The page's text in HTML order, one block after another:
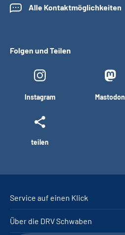
Alle Kontaktmöglichkeiten
Folgen und Teilen
Instagram Mastodon
teilen
Service auf einen Klick
Über die DRV Schwaben